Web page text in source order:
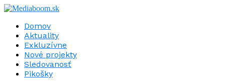
Domov
Aktuality
Exkluzívne
Nové projekty
Sledovanosť
Pikošky